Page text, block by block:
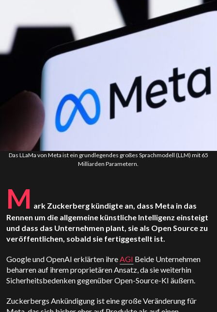
Das LLaMa von Meta ist ein grundlegendes großes Sprachmodell (LLM) mit 65
Milliarden Parametern.
M ark Zuckerberg kündigte an, dass Meta in das
Rennen um die allgemeine künstliche Intelligenz einsteigt
und dass das Unternehmen plant, sie als Open Source zu
veröffentlichen, sobald sie fertiggestellt ist.
Google und OpenAI erklärten ihreAGI Beide Unternehmen
beharren auf ihrem proprietären Ansatz, da sie weiterhin
Sicherheitsbedenken gegenüber Open-Source-KI äußern.
Zuckerbergs Ankündigung ist eine große Veränderung für